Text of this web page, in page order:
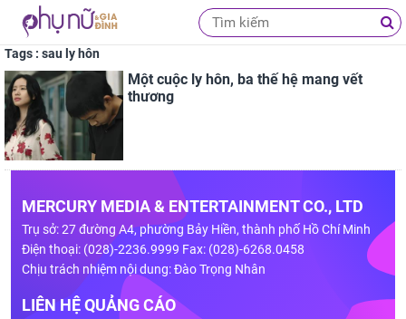
Tags : sau ly hôn
Một cuộc ly hôn, ba thế hệ mang vết
thương
MERCURY MEDIA & ENTERTAINMENT CO., LTD
Trụ sở: 27 đường A4, phường Bảy Hiền, thành phố Hồ Chí Minh
Điện thoại: (028)-2236.9999 Fax: (028)-6268.0458
Chịu trách nhiệm nội dung: Đào Trọng Nhân
LIÊN HỆ QUẢNG CÁO